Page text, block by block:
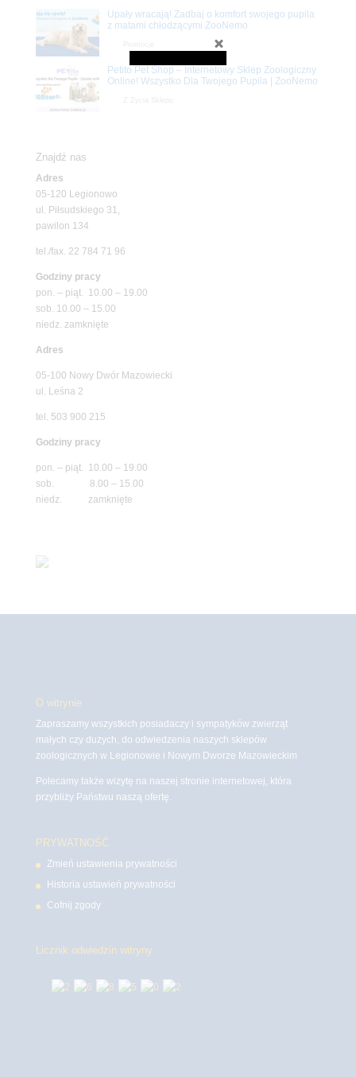
Upały wracają! Zadbaj o komfort swojego pupila
z matami chłodzącymi ZooNemo
Petito Pet Shop – Internetowy Sklep Zoologiczny
Online! Wszystko Dla Twojego Pupila | ZooNemo
Znajdź nas
Adres
05-120 Legionowo
ul. Piłsudskiego 31,
pawilon 134
tel./fax. 22 784 71 96
Godziny pracy
pon. – piąt. 10.00 – 19.00
sob. 10.00 – 15.00
niedz. zamknięte
Adres
05-100 Nowy Dwór Mazowiecki
ul. Leśna 2
tel. 503 900 215
Godziny pracy
pon. – piąt. 10.00 – 19.00
sob. 8.00 – 15.00
niedz. zamknięte
O witrynie
Zapraszamy wszystkich posiadaczy i sympatyków zwierząt
małych czy dużych, do odwiedzenia naszych sklepów
zoologicznych w Legionowie i Nowym Dworze Mazowieckim
Polecamy także wizytę na naszej stronie internetowej, która
przybliży Państwu naszą ofertę.
PRYWATNOŚĆ
Zmień ustawienia prywatności
Historia ustawień prywatności
Cofnij zgody
Licznik odwiedzin witryny